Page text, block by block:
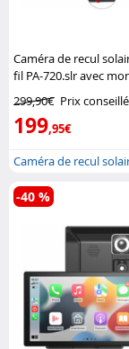
Caméra de recul
fil PA-720.slr avec
299,90€ Prix conseillé
199,95€
Caméra de recul
monite...
-40 %